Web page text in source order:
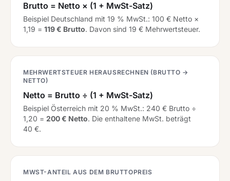
Brutto = Netto × (1 + MwSt-Satz)
Beispiel Deutschland mit 19 % MwSt.: 100 € Netto ×
1,19 = 119 € Brutto. Davon sind 19 € Mehrwertsteuer.
MEHRWERTSTEUER HERAUSRECHNEN (BRUTTO →
NETTO)
Netto = Brutto ÷ (1 + MwSt-Satz)
Beispiel Österreich mit 20 % MwSt.: 240 € Brutto ÷
1,20 = 200 € Netto. Die enthaltene MwSt. beträgt
40 €.
MWST-ANTEIL AUS DEM BRUTTOPREIS